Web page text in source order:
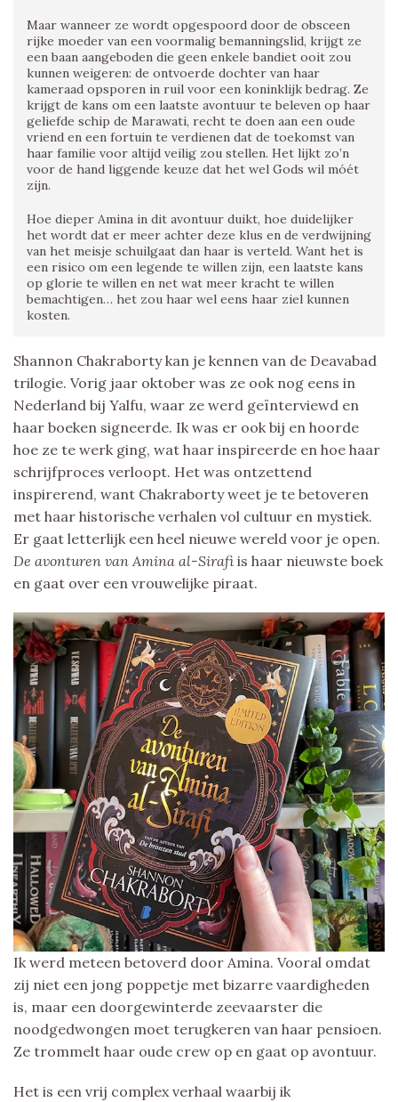
Maar wanneer ze wordt opgespoord door de obsceen
rijke moeder van een voormalig bemanningslid, krijgt ze
een baan aangeboden die geen enkele bandiet ooit zou
kunnen weigeren: de ontvoerde dochter van haar
kameraad opsporen in ruil voor een koninklijk bedrag. Ze
krijgt de kans om een laatste avontuur te beleven op haar
geliefde schip de Marawati, recht te doen aan een oude
vriend en een fortuin te verdienen dat de toekomst van
haar familie voor altijd veilig zou stellen. Het lijkt zo’n
voor de hand liggende keuze dat het wel Gods wil móét
zijn.
Hoe dieper Amina in dit avontuur duikt, hoe duidelijker
het wordt dat er meer achter deze klus en de verdwijning
van het meisje schuilgaat dan haar is verteld. Want het is
een risico om een legende te willen zijn, een laatste kans
op glorie te willen en net wat meer kracht te willen
bemachtigen… het zou haar wel eens haar ziel kunnen
kosten.
Shannon Chakraborty kan je kennen van de Deavabad
trilogie. Vorig jaar oktober was ze ook nog eens in
Nederland bij Yalfu, waar ze werd geïnterviewd en
haar boeken signeerde. Ik was er ook bij en hoorde
hoe ze te werk ging, wat haar inspireerde en hoe haar
schrijfproces verloopt. Het was ontzettend
inspirerend, want Chakraborty weet je te betoveren
met haar historische verhalen vol cultuur en mystiek.
Er gaat letterlijk een heel nieuwe wereld voor je open.
De avonturen van Amina al-Sirafi is haar nieuwste boek
en gaat over een vrouwelijke piraat.
Ik werd meteen betoverd door Amina. Vooral omdat
zij niet een jong poppetje met bizarre vaardigheden
is, maar een doorgewinterde zeevaarster die
noodgedwongen moet terugkeren van haar pensioen.
Ze trommelt haar oude crew op en gaat op avontuur.
Het is een vrij complex verhaal waarbij ik